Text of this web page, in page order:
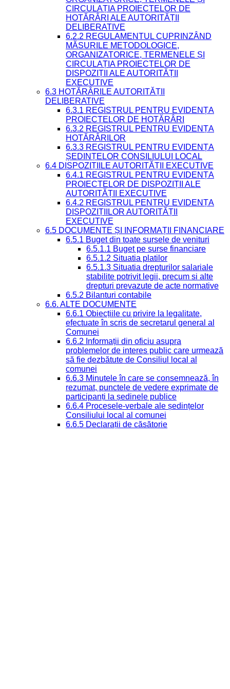
CIRCULAȚIA PROIECTELOR DE
HOTĂRÂRI ALE AUTORITĂȚII
DELIBERATIVE
6.2.2 REGULAMENTUL CUPRINZÂND
MĂSURILE METODOLOGICE,
ORGANIZATORICE, TERMENELE ȘI
CIRCULAȚIA PROIECTELOR DE
DISPOZIȚII ALE AUTORITĂȚII
EXECUTIVE
6.3 HOTĂRÂRILE AUTORITĂȚII
DELIBERATIVE
6.3.1 REGISTRUL PENTRU EVIDENȚA
PROIECTELOR DE HOTĂRÂRI
6.3.2 REGISTRUL PENTRU EVIDENȚA
HOTĂRÂRILOR
6.3.3 REGISTRUL PENTRU EVIDENȚA
ȘEDINȚELOR CONSILIULUI LOCAL
6.4 DISPOZIȚIILE AUTORITĂȚII EXECUTIVE
6.4.1 REGISTRUL PENTRU EVIDENȚA
PROIECTELOR DE DISPOZIȚII ALE
AUTORITĂȚII EXECUTIVE
6.4.2 REGISTRUL PENTRU EVIDENȚA
DISPOZIȚIILOR AUTORITĂȚII
EXECUTIVE
6.5 DOCUMENTE ȘI INFORMAȚII FINANCIARE
6.5.1 Buget din toate sursele de venituri
6.5.1.1 Buget pe surse financiare
6.5.1.2 Situatia platilor
6.5.1.3 Situatia drepturilor salariale
stabilite potrivit legii, precum si alte
drepturi prevazute de acte normative
6.5.2 Bilanturi contabile
6.6. ALTE DOCUMENTE
6.6.1 Obiecțiile cu privire la legalitate,
efectuate în scris de secretarul general al
Comunei
6.6.2 Informații din oficiu asupra
problemelor de interes public care urmează
să fie dezbătute de Consiliul local al
comunei
6.6.3 Minutele în care se consemnează, în
rezumat, punctele de vedere exprimate de
participanți la ședinele publice
6.6.4 Procesele-verbale ale ședințelor
Consiliului local al comunei
6.6.5 Declarații de căsătorie